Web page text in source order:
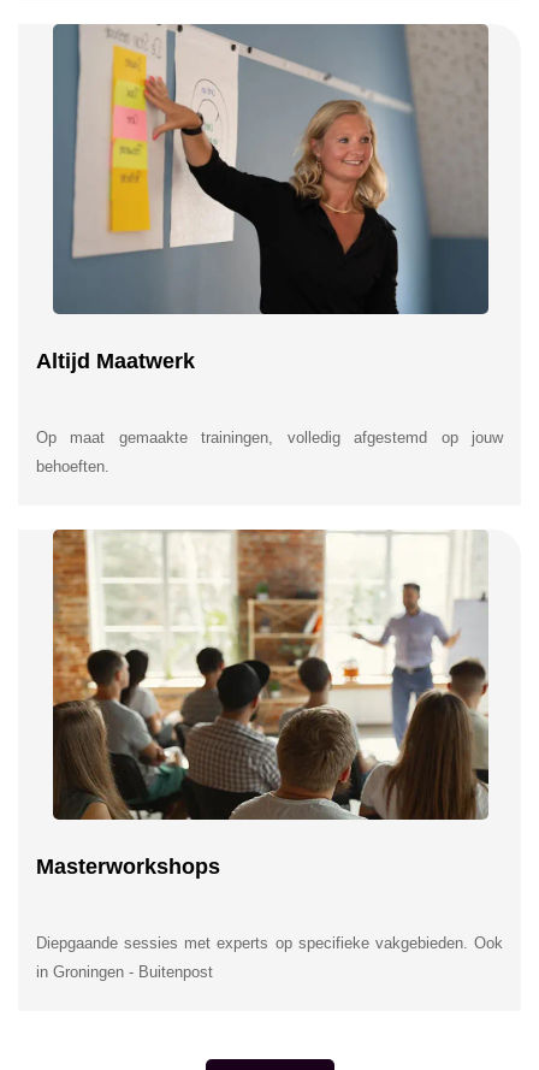
Altijd Maatwerk
Op maat gemaakte trainingen, volledig afgestemd op jouw
behoeften.
Masterworkshops
Diepgaande sessies met experts op specifieke vakgebieden. Ook
in Groningen - Buitenpost